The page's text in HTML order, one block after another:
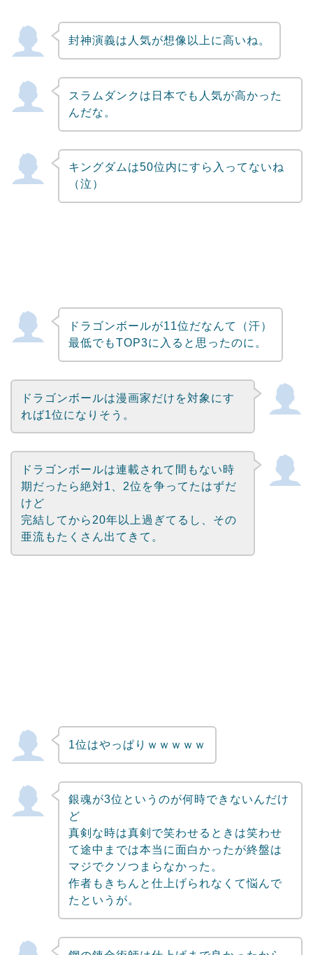
封神演義は人気が想像以上に高いね。
スラムダンクは日本でも人気が高かった
んだな。
キングダムは50位内にすら入ってないね
（泣）
ドラゴンボールが11位だなんて（汗）
最低でもTOP3に入ると思ったのに。
ドラゴンボールは漫画家だけを対象にす
れば1位になりそう。
ドラゴンボールは連載されて間もない時
期だったら絶対1、2位を争ってたはずだ
けど
完結してから20年以上過ぎてるし、その
亜流もたくさん出てきて。
1位はやっぱりｗｗｗｗｗ
銀魂が3位というのが何時できないんだけ
ど
真剣な時は真剣で笑わせるときは笑わせ
て途中までは本当に面白かったが終盤は
マジでクソつまらなかった。
作者もきちんと仕上げられなくて悩んで
たというが。